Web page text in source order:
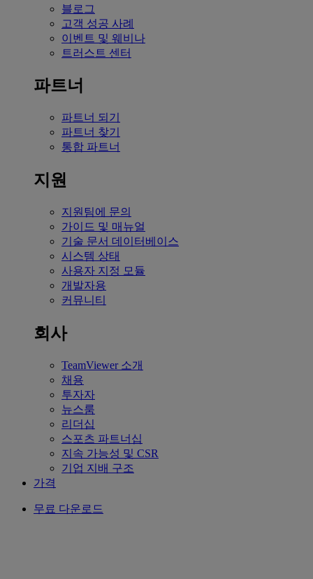
블로그
고객 성공 사례
이벤트 및 웨비나
트러스트 센터
파트너
파트너 되기
파트너 찾기
통합 파트너
지원
지원팀에 문의
가이드 및 매뉴얼
기술 문서 데이터베이스
시스템 상태
사용자 지정 모듈
개발자용
커뮤니티
회사
TeamViewer 소개
채용
투자자
뉴스룸
리더십
스포츠 파트너십
지속 가능성 및 CSR
기업 지배 구조
가격
무료 다운로드